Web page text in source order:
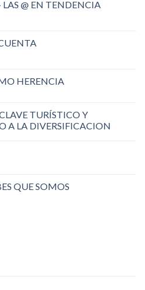
@ EN TENDENCIA
HERENCIA
TURÍSTICO Y
A LA DIVERSIFICACION
QUE SOMOS